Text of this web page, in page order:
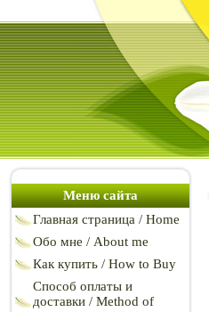
Меню сайта
Главная страница / Home
Обо мне / About me
Как купить / How to Buy
Способ оплаты и
доставки / Method of